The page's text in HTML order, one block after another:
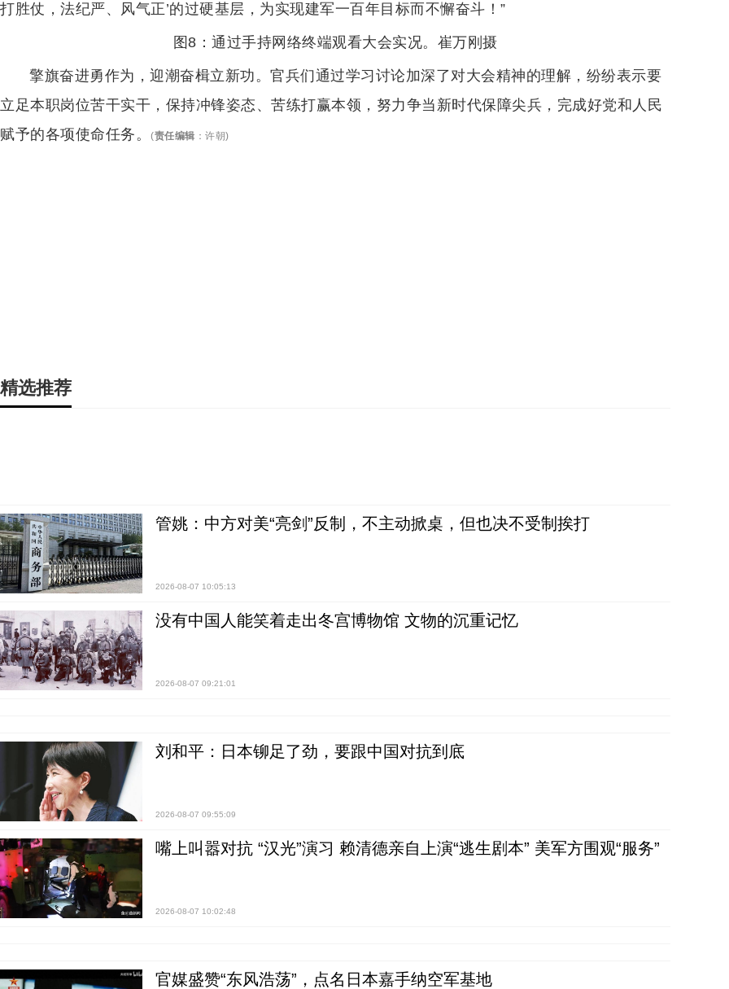
打胜仗，法纪严、风气正’的过硬基层，为实现建军一百年目标而不懈奋斗！”
图8：通过手持网络终端观看大会实况。崔万刚摄
擎旗奋进勇作为，迎潮奋楫立新功。官兵们通过学习讨论加深了对大会精神的理解，纷纷表示要
立足本职岗位苦干实干，保持冲锋姿态、苦练打赢本领，努力争当新时代保障尖兵，完成好党和人民
赋予的各项使命任务。
(责任编辑 ： 许朝)
精选推荐
管姚：中方对美“亮剑”反制，不主动掀桌，但也决不受制挨打
2026-08-07 10:05:13
没有中国人能笑着走出冬宫博物馆 文物的沉重记忆
2026-08-07 09:21:01
刘和平：日本铆足了劲，要跟中国对抗到底
2026-08-07 09:55:09
嘴上叫嚣对抗 “汉光”演习 赖清德亲自上演“逃生剧本” 美军方围观“服务”
2026-08-07 10:02:48
官媒盛赞“东风浩荡”，点名日本嘉手纳空军基地